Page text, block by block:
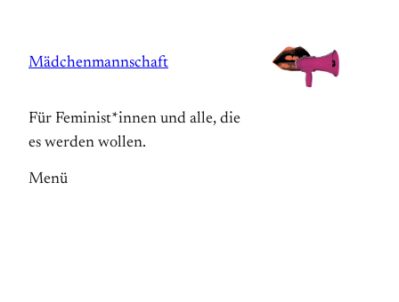
springen
Mädchenmannschaft
Für Feminist*innen und alle, die
es werden wollen.
Menü